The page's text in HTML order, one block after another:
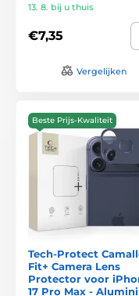
13. 8. bij u thuis
€7,35
Vergelijken
Beste Prijs-Kwaliteit
Tech-Protect
Fit+ Camera Lens
Protector voor
17 Pro Max -